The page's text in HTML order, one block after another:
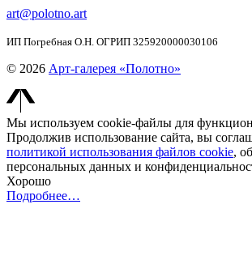
art@polotno.art
ИП Погребная О.Н. ОГРИП 325920000030106
© 2026 Арт-галерея «Полотно»
Мы используем cookie-файлы для
Продолжив использование сайта, вы
политикой использования файлов cookie,
персональных данных и
Хорошо
Подробнее…